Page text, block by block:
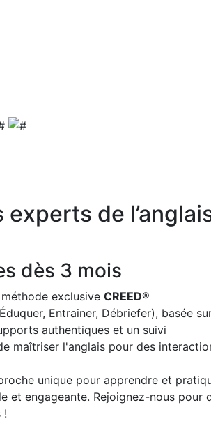
experts de
dès 3 mois
exclusive CREED®
Entrainer, Débriefer), basée
authentiques et un suivi
maîtriser l'anglais pour des
unique pour apprendre et
et engageante. Rejoignez-nous pour
!